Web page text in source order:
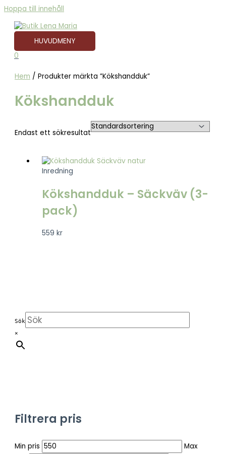
Hoppa till innehåll
HUVUDMENY
0
Hem / Produkter märkta ”Kökshandduk”
Kökshandduk
Endast ett sökresultat
Inredning
Kökshandduk – Säckväv (3-
pack)
559 kr
Sök
×
Filtrera pris
Min pris
Max